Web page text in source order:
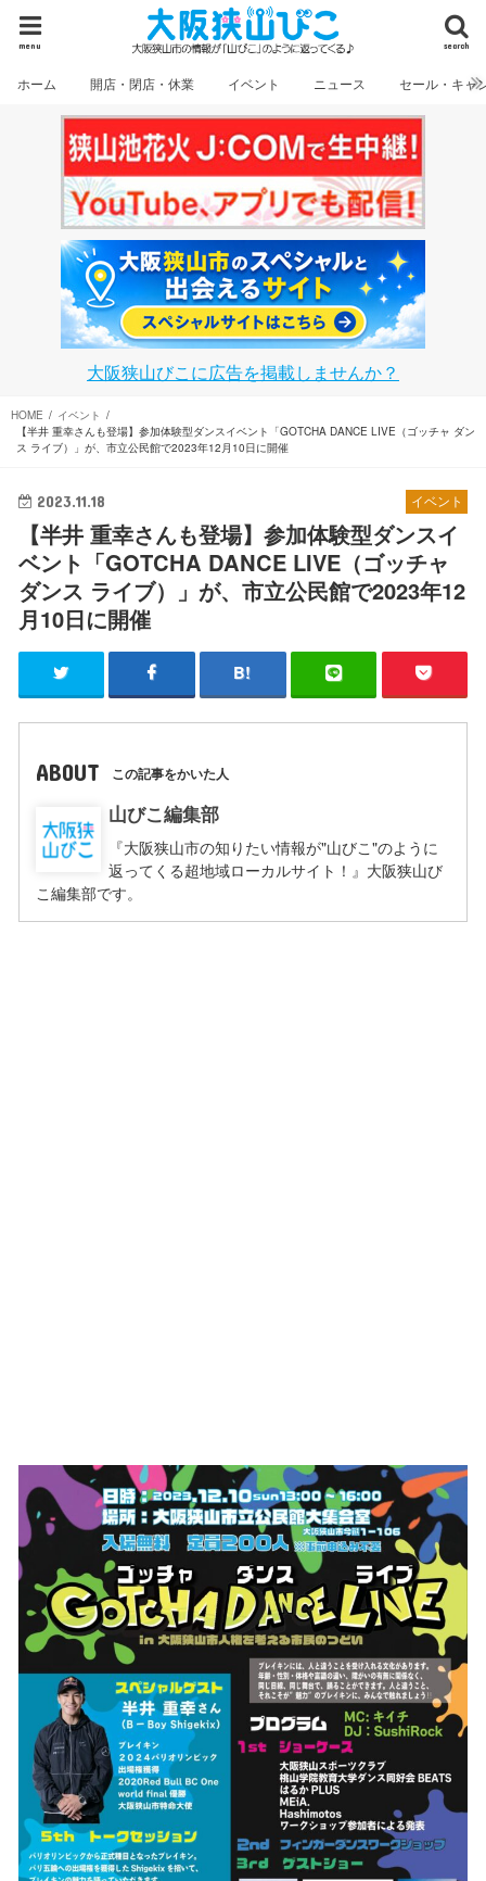
search
menu
ホーム 開店・閉店・休業 イベント ニュース セール・キャ
大阪狭山びこに広告を掲載しませんか？
HOME
イベント
【半井 重幸さんも登場】参加体験型ダンスイベント「GOTCHA DANCE LIVE（ゴッチャ ダン
ス ライブ）」が、市立公民館で2023年12月10日に開催
イベント
2023.11.18
【半井 重幸さんも登場】参加体験型ダンスイ
ベント「GOTCHA DANCE LIVE（ゴッチャ
ダンス ライブ）」が、市立公民館で2023年12
月10日に開催
ABOUT この記事をかいた人
山びこ編集部
『大阪狭山市の知りたい情報が"山びこ"のように
返ってくる超地域ローカルサイト！』大阪狭山び
こ編集部です。